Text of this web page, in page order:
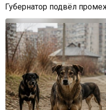
Губернатор подвёл